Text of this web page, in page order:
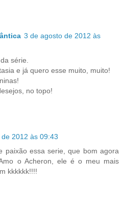
3 de agosto de 2012 às
série.
e já quero esse muito, muito!
no topo!
2012 às 09:43
paixão essa serie, que bom agora
o Acheron, ele é o meu mais
kkkkkk!!!!